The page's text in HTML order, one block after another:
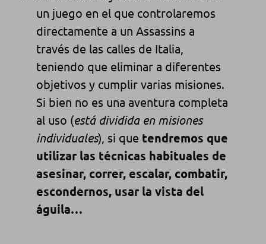
un juego en el que controlaremos
directamente a un Assassins a
través de las calles de Italia,
teniendo que eliminar a diferentes
objetivos y cumplir varias misiones.
Si bien no es una aventura completa
al uso (está dividida en misiones
individuales), si que tendremos que
utilizar las técnicas habituales de
asesinar, correr, escalar, combatir,
escondernos, usar la vista del
águila…